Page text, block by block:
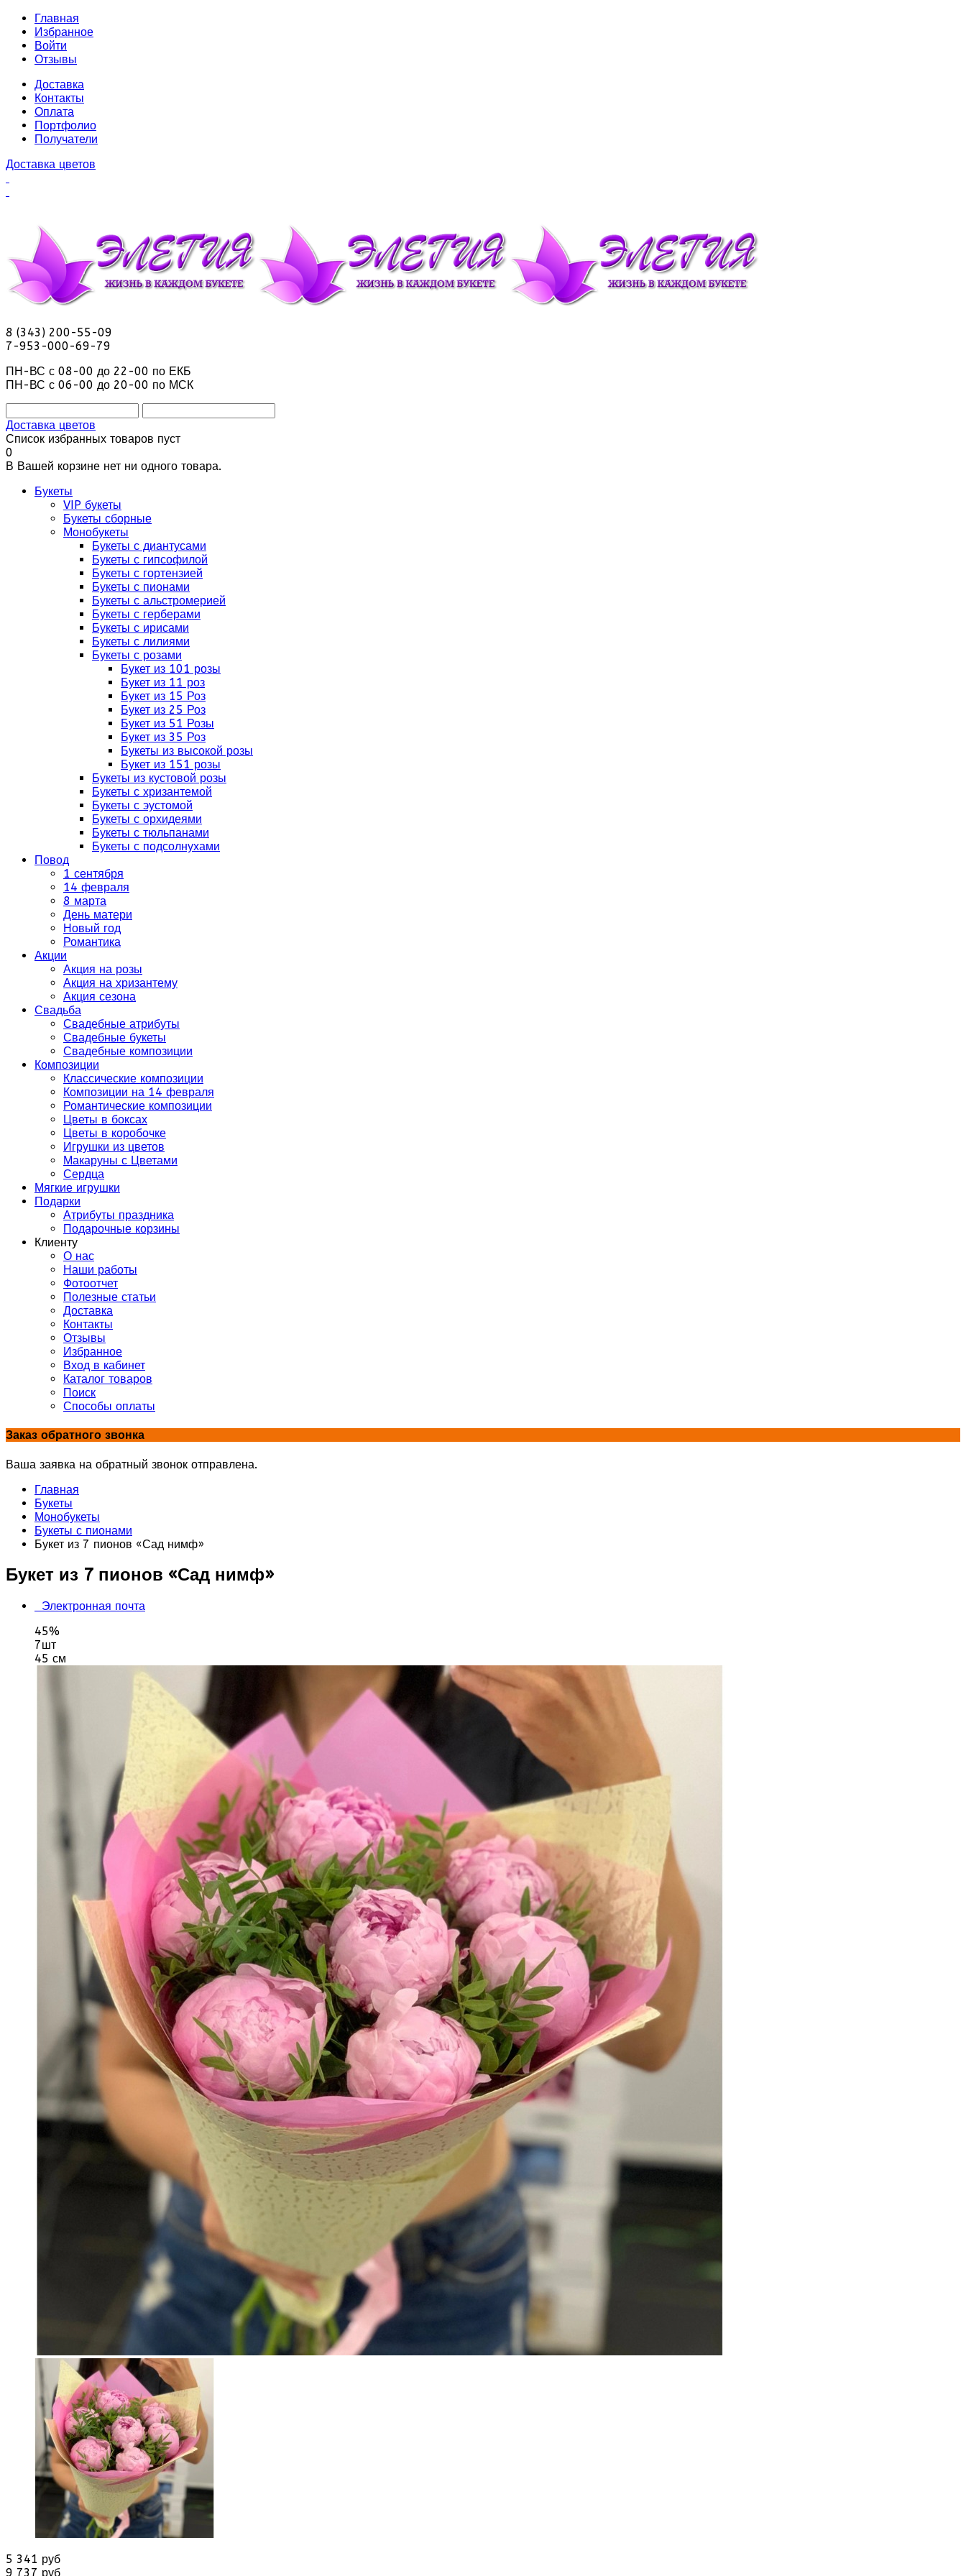
Главная
Избранное
Войти
Отзывы
Доставка
Контакты
Оплата
Портфолио
Получатели
Доставка цветов
8 (343) 200-55-09
7-953-000-69-79
ПН-ВС с 08-00 до 22-00 по ЕКБ
ПН-ВС с 06-00 до 20-00 по МСК
Доставка цветов
Список избранных товаров пуст
0
В Вашей корзине нет ни одного товара.
Букеты
VIP букеты
Букеты сборные
Монобукеты
Букеты с диантусами
Букеты с гипсофилой
Букеты с гортензией
Букеты с пионами
Букеты с альстромерией
Букеты с герберами
Букеты с ирисами
Букеты с лилиями
Букеты с розами
Букет из 101 розы
Букет из 11 роз
Букет из 15 Роз
Букет из 25 Роз
Букет из 51 Розы
Букет из 35 Роз
Букеты из высокой розы
Букет из 151 розы
Букеты из кустовой розы
Букеты с хризантемой
Букеты с эустомой
Букеты с орхидеями
Букеты с тюльпанами
Букеты с подсолнухами
Повод
1 сентября
14 февраля
8 марта
День матери
Новый год
Романтика
Акции
Акция на розы
Акция на хризантему
Акция сезона
Свадьба
Свадебные атрибуты
Свадебные букеты
Свадебные композиции
Композиции
Классические композиции
Композиции на 14 февраля
Романтические композиции
Цветы в боксах
Цветы в коробочке
Игрушки из цветов
Макаруны с Цветами
Сердца
Мягкие игрушки
Подарки
Атрибуты праздника
Подарочные корзины
Клиенту
О нас
Наши работы
Фотоотчет
Полезные статьи
Доставка
Контакты
Отзывы
Избранное
Вход в кабинет
Каталог товаров
Поиск
Способы оплаты
Заказ обратного звонка
Ваша заявка на обратный звонок отправлена.
Главная
Букеты
Монобукеты
Букеты с пионами
Букет из 7 пионов «Сад нимф»
Букет из 7 пионов «Сад нимф»
Электронная почта
45%
7шт
45 см
5 341 руб
9 737 руб